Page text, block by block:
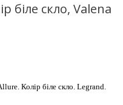
біле скло, Valena
Колір біле скло. Legrand.